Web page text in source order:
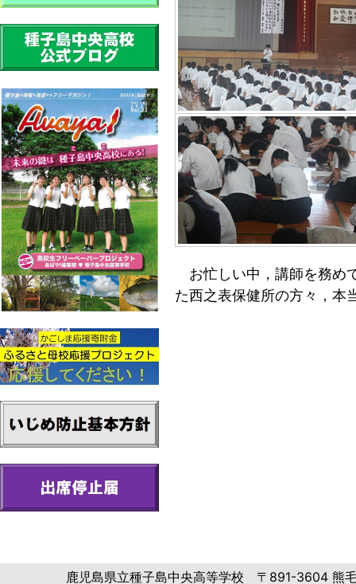
お忙しい中，講師を務め
た西之表保健所の方々，本
鹿児島県立種子島中央高等学校 〒891-3604